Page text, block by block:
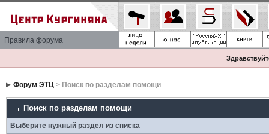
Правила форума
Форум ЭТЦ> Поиск по разделам помощи
Поиск по разделам помощи
Выберите нужный раздел из списка